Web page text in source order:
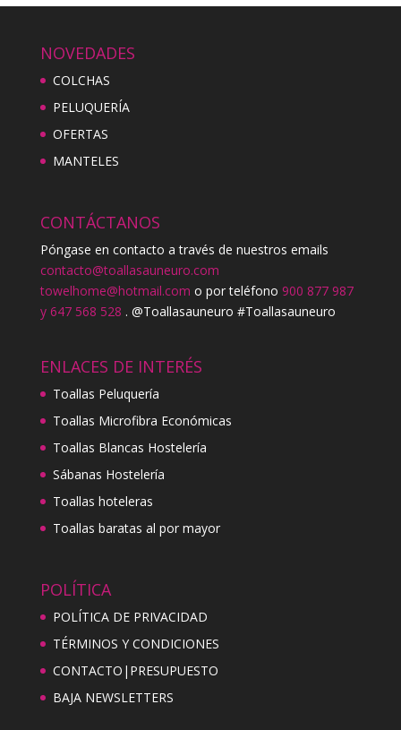
NOVEDADES
COLCHAS
PELUQUERÍA
OFERTAS
MANTELES
CONTÁCTANOS
Póngase en contacto a través de nuestros emails
contacto@toallasauneuro.com
towelhome@hotmail.com o por teléfono 900 877 987
y 647 568 528 . @Toallasauneuro #Toallasauneuro
ENLACES DE INTERÉS
Toallas Peluquería
Toallas Microfibra Económicas
Toallas Blancas Hostelería
Sábanas Hostelería
Toallas hoteleras
Toallas baratas al por mayor
POLÍTICA
POLÍTICA DE PRIVACIDAD
TÉRMINOS Y CONDICIONES
CONTACTO|PRESUPUESTO
BAJA NEWSLETTERS